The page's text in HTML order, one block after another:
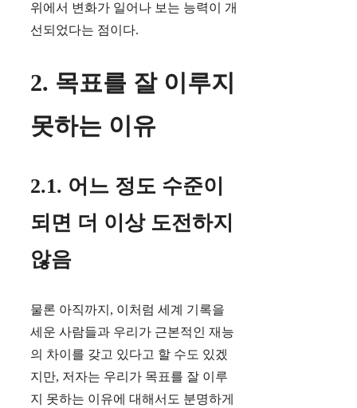
위에서 변화가 일어나 보는 능력이 개
선되었다는 점이다.
2. 목표를 잘 이루지
못하는 이유
2.1. 어느 정도 수준이
되면 더 이상 도전하지
않음
물론 아직까지, 이처럼 세계 기록을
세운 사람들과 우리가 근본적인 재능
의 차이를 갖고 있다고 할 수도 있겠
지만, 저자는 우리가 목표를 잘 이루
지 못하는 이유에 대해서도 분명하게